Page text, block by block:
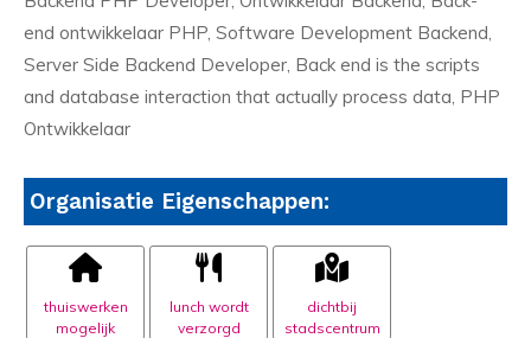
end ontwikkelaar PHP, Software Development Backend,
Server Side Backend Developer, Back end is the scripts
and database interaction that actually process data, PHP
Ontwikkelaar
Organisatie Eigenschappen:
thuiswerken
mogelijk
lunch wordt
verzorgd
dichtbij
stadscentrum